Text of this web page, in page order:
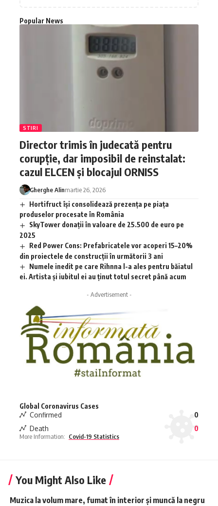
Popular News
STIRI
Director trimis în judecată pentru
corupție, dar imposibil de reinstalat:
cazul ELCEN și blocajul ORNISS
Gherghe Alinmartie 26, 2026
Hortifruct își consolidează prezența pe piața
produselor procesate în România
SkyTower donații în valoare de 25.500 de euro pe
2025
Red Power Cons: Prefabricatele vor acoperi 15–20%
din proiectele de construcții în următorii 3 ani
Numele inedit pe care Rihnna l-a ales pentru băiatul
ei. Artista și iubitul ei au ținut totul secret până acum
- Advertisement -
Global Coronavirus Cases
Confirmed
0
Death
0
More Information: Covid-19 Statistics
You Might Also Like
Muzica la volum mare, fumat în interior și muncă la negru